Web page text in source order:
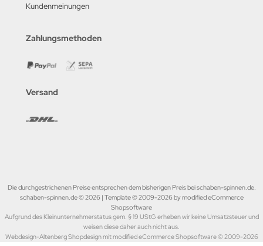
Kundenmeinungen
Zahlungsmethoden
Versand
Die durchgestrichenen Preise entsprechen dem bisherigen Preis bei schaben-spinnen.de.
schaben-spinnen.de © 2026 | Template © 2009-2026 by modified eCommerce
Shopsoftware
Aufgrund des Kleinunternehmerstatus gem. § 19 UStG erheben wir keine Umsatzsteuer und
weisen diese daher auch nicht aus.
Webdesign-Altenberg Shopdesign mit modified eCommerce Shopsoftware © 2009-2026